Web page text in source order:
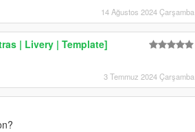
14 Ağustos 2024 Çarşamba
| Livery | Template]
3 Temmuz 2024 Çarşamba